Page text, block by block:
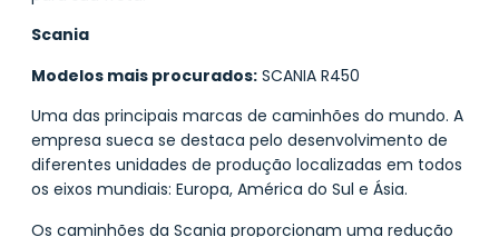
Scania
Modelos mais procurados: SCANIA R450
Uma das principais marcas de caminhões do mundo. A
empresa sueca se destaca pelo desenvolvimento de
diferentes unidades de produção localizadas em todos
os eixos mundiais: Europa, América do Sul e Ásia.
Os caminhões da Scania proporcionam uma redução